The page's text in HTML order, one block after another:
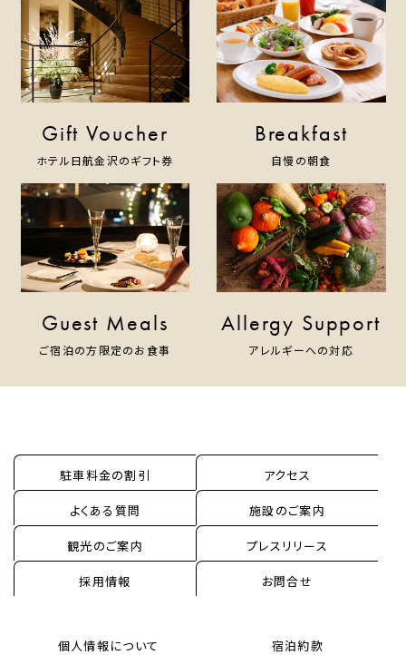
Gift Voucher
ホテル日航金沢のギフト券
Breakfast
自慢の朝食
Guest Meals
ご宿泊の方限定のお食事
Allergy Support
アレルギーへの対応
駐車料金の割引 アクセス
よくある質問 施設のご案内
観光のご案内 プレスリリース
採用情報 お問合せ
個人情報について 宿泊約款